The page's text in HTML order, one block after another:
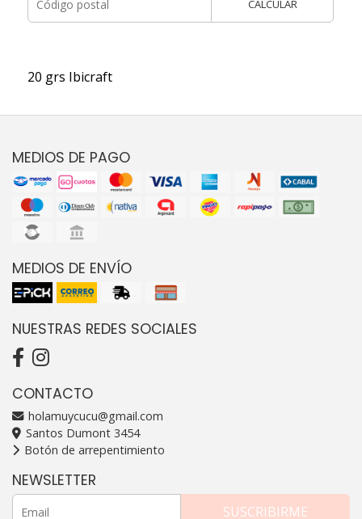
CALCULAR
20 grs Ibicraft
MEDIOS DE PAGO
MEDIOS DE ENVÍO
NUESTRAS REDES SOCIALES
CONTACTO
holamuycucu@gmail.com
Santos Dumont 3454
Botón de arrepentimiento
NEWSLETTER
SUSCRIBIRME